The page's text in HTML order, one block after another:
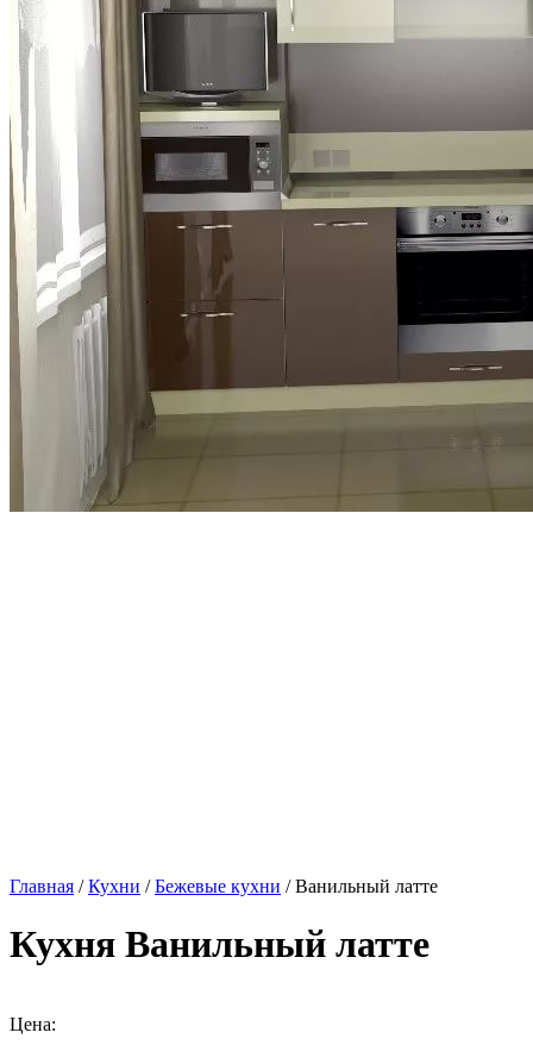
Главная /Кухни /Бежевые кухни / Ванильный латте
Кухня Ванильный латте
Цена: